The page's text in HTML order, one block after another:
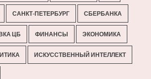
САНКТ-ПЕТЕРБУРГ СБЕРБАНКА
ЦБ ФИНАНСЫ ЭКОНОМИКА
ИСКУССТВЕННЫЙ ИНТЕЛЛЕКТ